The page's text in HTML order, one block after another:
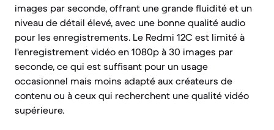
images par seconde, offrant une grande fluidité et un
niveau de détail élevé, avec une bonne qualité audio
pour les enregistrements. Le Redmi 12C est limité à
l'enregistrement vidéo en 1080p à 30 images par
seconde, ce qui est suffisant pour un usage
occasionnel mais moins adapté aux créateurs de
contenu ou à ceux qui recherchent une qualité vidéo
supérieure.